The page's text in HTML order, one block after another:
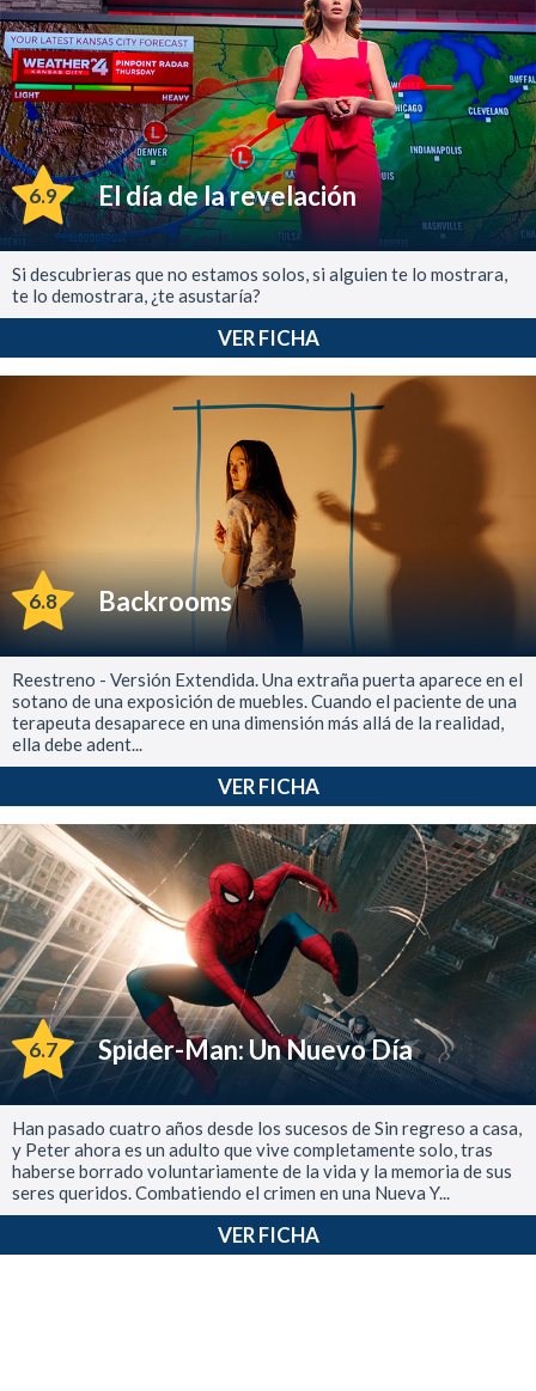
6.9 El día de la revelación
Si descubrieras que no estamos solos, si alguien te lo mostrara,
te lo demostrara, ¿te asustaría?
VER FICHA
6.8 Backrooms
Reestreno - Versión Extendida. Una extraña puerta aparece en el
sotano de una exposición de muebles. Cuando el paciente de una
terapeuta desaparece en una dimensión más allá de la realidad,
ella debe adent...
VER FICHA
6.7 Spider-Man: Un Nuevo Día
Han pasado cuatro años desde los sucesos de Sin regreso a casa,
y Peter ahora es un adulto que vive completamente solo, tras
haberse borrado voluntariamente de la vida y la memoria de sus
seres queridos. Combatiendo el crimen en una Nueva Y...
VER FICHA